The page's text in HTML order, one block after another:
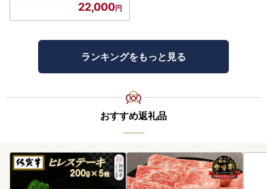
22,000
ランキングをもっと見る
おすすめ返礼品